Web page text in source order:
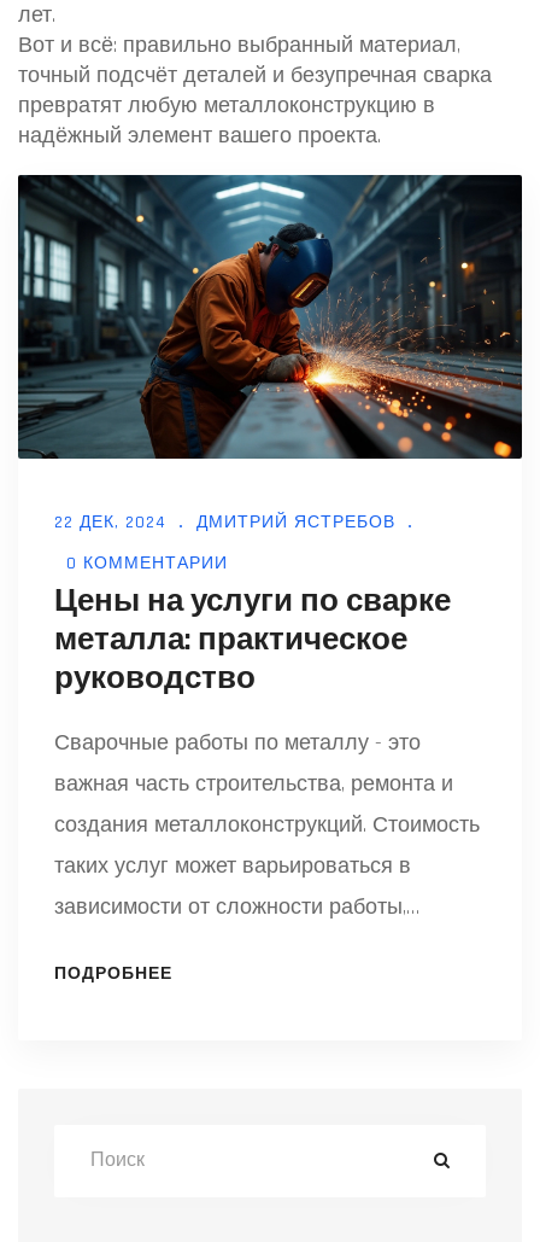
лет.
Вот и всё: правильно выбранный материал,
точный подсчёт деталей и безупречная сварка
превратят любую металлоконструкцию в
надёжный элемент вашего проекта.
22 ДЕК, 2024
ДМИТРИЙ ЯСТРЕБОВ
0 КОММЕНТАРИИ
Цены на услуги по сварке
металла: практическое
руководство
Сварочные работы по металлу - это
важная часть строительства, ремонта и
создания металлоконструкций. Стоимость
таких услуг может варьироваться в
зависимости от сложности работы,
статье рассматриваются основные
работ. Узнайте, как определить реальную
ПОДРОБНЕЕ